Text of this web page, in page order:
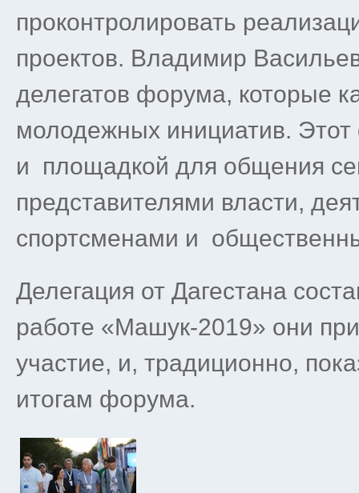
проконтролировать
проектов. Владимир
делегатов форума, которые
молодежных инициатив.
и площадкой для общения
представителями власти,
спортсменами и
Делегация от Дагестана
работе «Машук-2019» они
участие, и, традиционно,
итогам форума.